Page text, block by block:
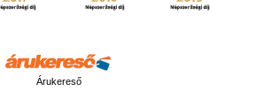
Árukereső